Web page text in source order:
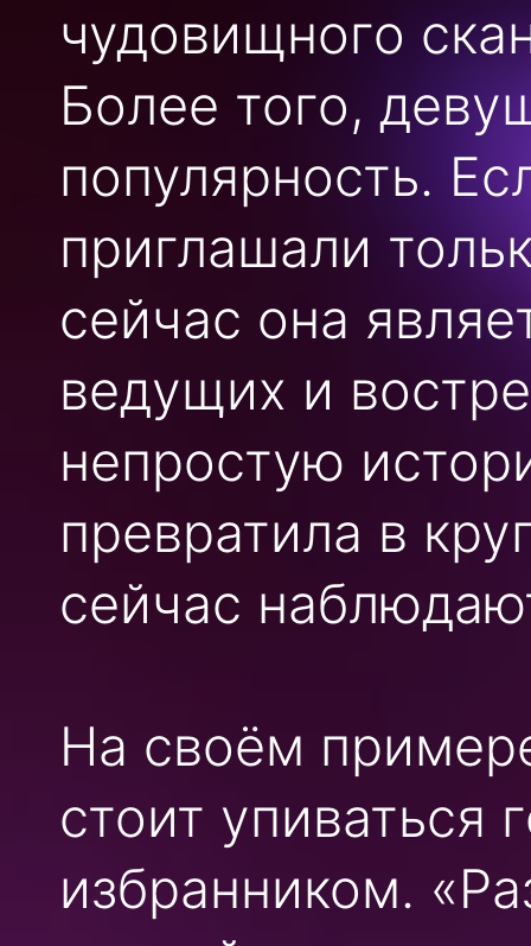
чудовищного
Более того,
популярность.
приглашали
сейчас она
ведущих и
непростую
превратила в
сейчас
На своём
стоит упиваться
избранником.